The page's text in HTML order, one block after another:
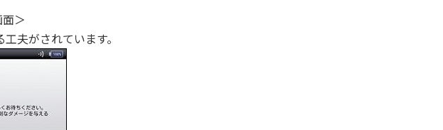
＞
夫がされています。